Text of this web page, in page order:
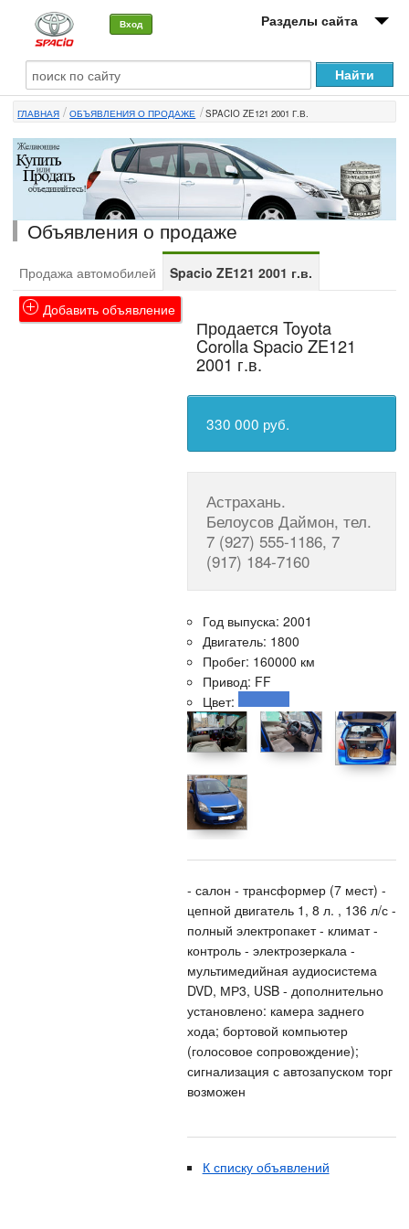
Вход Разделы сайта
О машине
Автоклуб
Форумы
Сервисы и услуги
Новости
ГЛАВНАЯ ОБЪЯВЛЕНИЯ О ПРОДАЖЕ SPACIO ZE121 2001 Г.В.
Объявления о продаже
Продажа автомобилей
Spacio ZE121 2001 г.в.
Добавить объявление
Продается Toyota
Corolla Spacio ZE121
2001 г.в.
330 000 руб.
Астрахань.
Белоусов Даймон, тел.
7 (927) 555-1186, 7
(917) 184-7160
Год выпуска: 2001
Двигатель: 1800
Пробег: 160000 км
Привод: FF
Цвет:
- салон - трансформер (7 мест) -
цепной двигатель 1, 8 л. , 136 л/с -
полный электропакет - климат -
контроль - электрозеркала -
мультимедийная аудиосистема
DVD, МР3, USB - дополнительно
установлено: камера заднего
хода; бортовой компьютер
(голосовое сопровождение);
сигнализация с автозапуском торг
возможен
К списку объявлений